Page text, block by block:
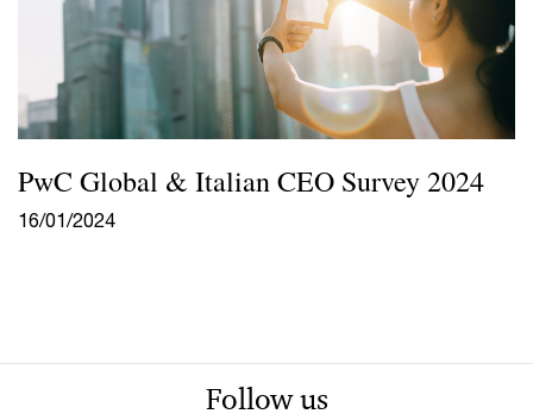
PwC Global & Italian CEO Survey 2024
16/01/2024
Follow us